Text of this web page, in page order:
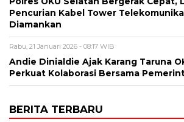
Pencurian Kabel Tower
Diamankan
Rabu, 21 Januari 2026 - 08:17 WIB
Andie Dinialdie Ajak Karang Taruna
Perkuat Kolaborasi Bersama
BERITA TERBARU